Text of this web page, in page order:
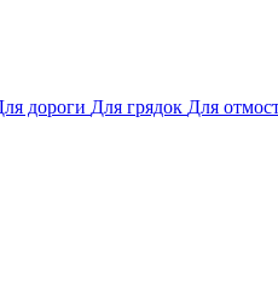
дороги Для грядок Для